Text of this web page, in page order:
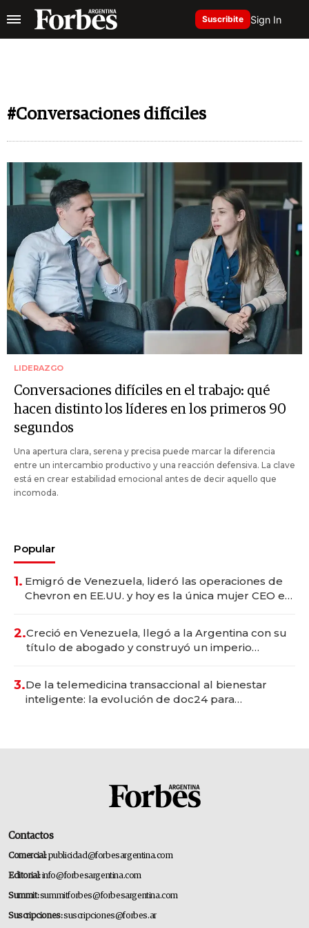
Suscribite Sign In
#Conversaciones difíciles
LIDERAZGO
Conversaciones difíciles en el trabajo: qué
hacen distinto los líderes en los primeros 90
segundos
Una apertura clara, serena y precisa puede marcar la diferencia
entre un intercambio productivo y una reacción defensiva. La clave
está en crear estabilidad emocional antes de decir aquello que
incomoda.
Popular
1. Emigró de Venezuela, lideró las operaciones de
Chevron en EE.UU. y hoy es la única mujer CEO en
2.Creció en Venezuela, llegó a la Argentina con su
título de abogado y construyó un imperio
3.De la telemedicina transaccional al bienestar
inteligente: la evolución de doc24 para
Contactos
Comercial:publicidad@forbesargentina.com
Editorial:info@forbesargentina.com
Summit:summitforbes@forbesargentina.com
Suscripciones:suscripciones@forbes.ar